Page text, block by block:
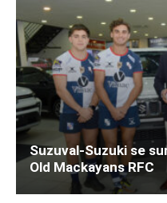
Suzuval-Suzuki se
Old Mackayans RFC